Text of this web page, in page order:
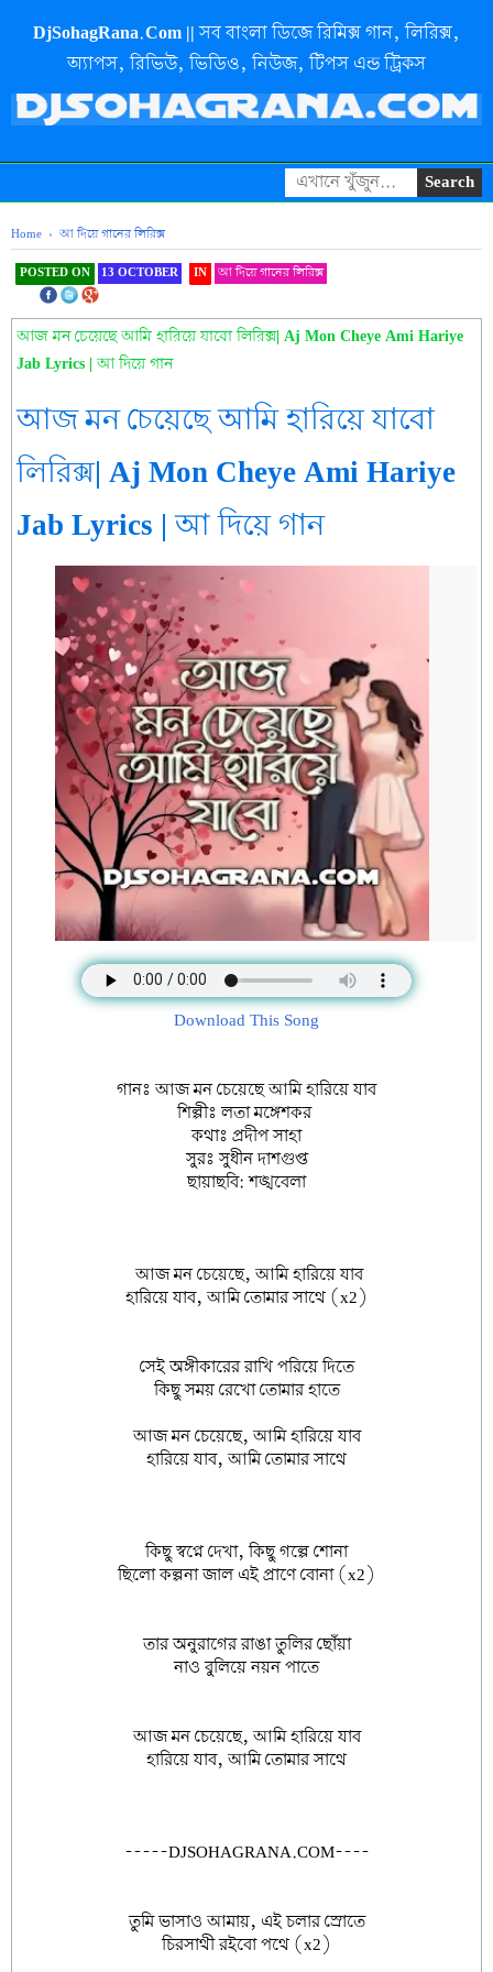
DjSohagRana.Com || সব বাংলা ডিজে রিমিক্স গান, লিরিক্স,
অ্যাপস, রিভিউ, ভিডিও, নিউজ, টিপস এন্ড ট্রিকস
Home › আ দিয়ে গানের লিরিক্স
POSTED ON 13 OCTOBER IN আ দিয়ে গানের লিরিক্স
আজ মন চেয়েছে আমি হারিয়ে যাবো লিরিক্স| Aj Mon Cheye Ami Hariye
Jab Lyrics | আ দিয়ে গান
আজ মন চেয়েছে আমি হারিয়ে যাবো
লিরিক্স| Aj Mon Cheye Ami Hariye
Jab Lyrics | আ দিয়ে গান
Download This Song
গানঃআজ মন চেয়েছে আমি হারিয়ে যাব
শিল্পীঃলতা মঙ্গেশকর
কথাঃ প্রদীপ সাহা
সুরঃসুধীন দাশগুপ্ত
ছায়াছবি:শঙ্খবেলা
আজ মন চেয়েছে, আমি হারিয়ে যাব
হারিয়ে যাব, আমি তোমার সাথে (x2)
সেই অঙ্গীকারের রাখি পরিয়ে দিতে
কিছু সময় রেখো তোমার হাতে
আজ মন চেয়েছে, আমি হারিয়ে যাব
হারিয়ে যাব, আমি তোমার সাথে
কিছু স্বপ্নে দেখা, কিছু গল্পে শোনা
ছিলো কল্পনা জাল এই প্রাণে বোনা (x2)
তার অনুরাগের রাঙা তুলির ছোঁয়া
নাও বুলিয়ে নয়ন পাতে
আজ মন চেয়েছে, আমি হারিয়ে যাব
হারিয়ে যাব, আমি তোমার সাথে
-----DJSOHAGRANA.COM----
তুমি ভাসাও আমায়, এই চলার স্রোতে
চিরসাথী রইবো পথে (x2)